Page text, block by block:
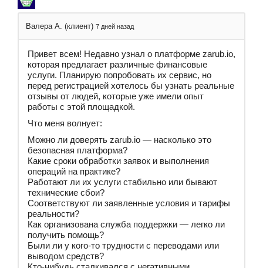
Валера А. (клиент) 7 дней назад
Привет всем! Недавно узнал о платформе zarub.io,
которая предлагает различные финансовые
услуги. Планирую попробовать их сервис, но
перед регистрацией хотелось бы узнать реальные
отзывы от людей, которые уже имели опыт
работы с этой площадкой.
Что меня волнует:
Можно ли доверять zarub.io — насколько это
безопасная платформа?
Какие сроки обработки заявок и выполнения
операций на практике?
Работают ли их услуги стабильно или бывают
технические сбои?
Соответствуют ли заявленные условия и тарифы
реальности?
Как организована служба поддержки — легко ли
получить помощь?
Были ли у кого-то трудности с переводами или
выводом средств?